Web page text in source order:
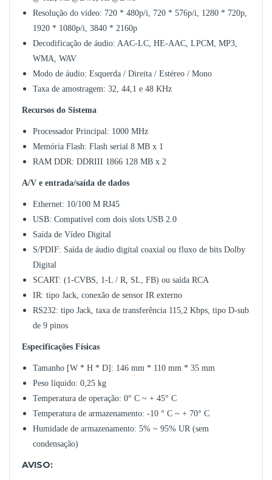
Resolução do vídeo: 720 * 480p/i, 720 * 576p/i, 1280 * 720p,
1920 * 1080p/i, 3840 * 2160p
Decodificação de áudio: AAC-LC, HE-AAC, LPCM, MP3,
WMA, WAV
Modo de áudio: Esquerda / Direita / Estéreo / Mono
Taxa de amostragem: 32, 44,1 e 48 KHz
Recursos do Sistema
Processador Principal: 1000 MHz
Memória Flash: Flash serial 8 MB x 1
RAM DDR: DDRIII 1866 128 MB x 2
A/V e entrada/saída de dados
Ethernet: 10/100 M RJ45
USB: Compatível com dois slots USB 2.0
Saída de Vídeo Digital
S/PDIF: Saída de áudio digital coaxial ou fluxo de bits Dolby
Digital
SCART: (1-CVBS, 1-L / R, SL, FB) ou saída RCA
IR: tipo Jack, conexão de sensor IR externo
RS232: tipo Jack, taxa de transferência 115,2 Kbps, tipo D-sub
de 9 pinos
Especificações Físicas
Tamanho [W * H * D]: 146 mm * 110 mm * 35 mm
Peso líquido: 0,25 kg
Temperatura de operação: 0° C ~ + 45° C
Temperatura de armazenamento: -10 ° C ~ + 70° C
Humidade de armazenamento: 5% ~ 95% UR (sem
condensação)
AVISO: